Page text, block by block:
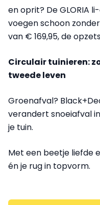
en oprit? De GLORIA
voegen schoon
van € 169,95, de
Circulair tuinieren:
tweede leven
Groenafval?
verandert snoeiafval
je tuin.
Met een beetje liefde
én je rug in topvorm.